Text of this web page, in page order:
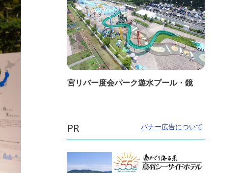
宮リバー度会パーク遊水プール・鏡
PR バナー広告について